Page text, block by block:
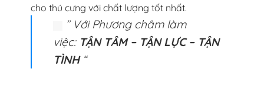
cho thú cưng với chất lượng tốt nhất.
” Với Phương châm làm
việc: TẬN TÂM – TẬN LỰC – TẬN
TÌNH“